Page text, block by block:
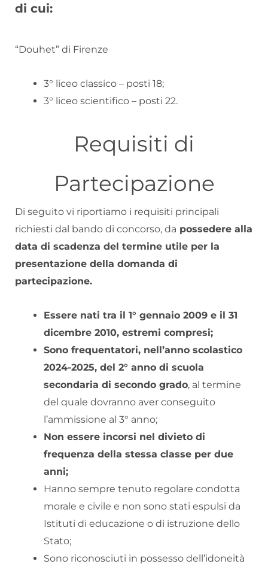
di cui:
“Douhet” di Firenze
3° liceo classico – posti 18;
3° liceo scientifico – posti 22.
Requisiti di
Partecipazione
Di seguito vi riportiamo i requisiti principali
richiesti dal bando di concorso, da possedere alla
data di scadenza del termine utile per la
presentazione della domanda di
partecipazione.
Essere nati tra il 1° gennaio 2009 e il 31
dicembre 2010, estremi compresi;
Sono frequentatori, nell’anno scolastico
2024-2025, del 2° anno di scuola
secondaria di secondo grado, al termine
del quale dovranno aver conseguito
l’ammissione al 3° anno;
Non essere incorsi nel divieto di
frequenza della stessa classe per due
anni;
Hanno sempre tenuto regolare condotta
morale e civile e non sono stati espulsi da
Istituti di educazione o di istruzione dello
Stato;
Sono riconosciuti in possesso dell’idoneità